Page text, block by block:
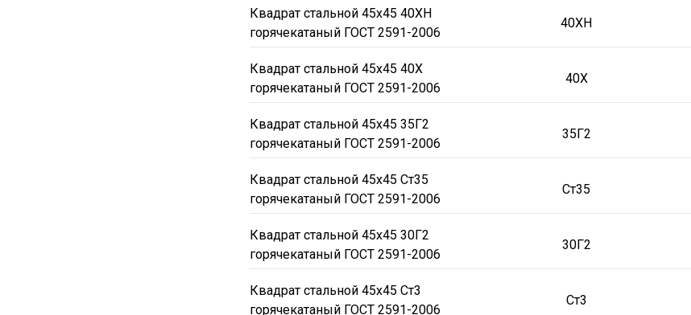
Квадрат стальной 45х45 40ХН
горячекатаный ГОСТ 2591-2006
40ХН
Квадрат стальной 45х45 40Х
горячекатаный ГОСТ 2591-2006
40Х
Квадрат стальной 45х45 35Г2
горячекатаный ГОСТ 2591-2006
35Г2
Квадрат стальной 45х45 Ст35
горячекатаный ГОСТ 2591-2006
Ст35
Квадрат стальной 45х45 30Г2
горячекатаный ГОСТ 2591-2006
30Г2
Квадрат стальной 45х45 Ст3
горячекатаный ГОСТ 2591-2006
Ст3